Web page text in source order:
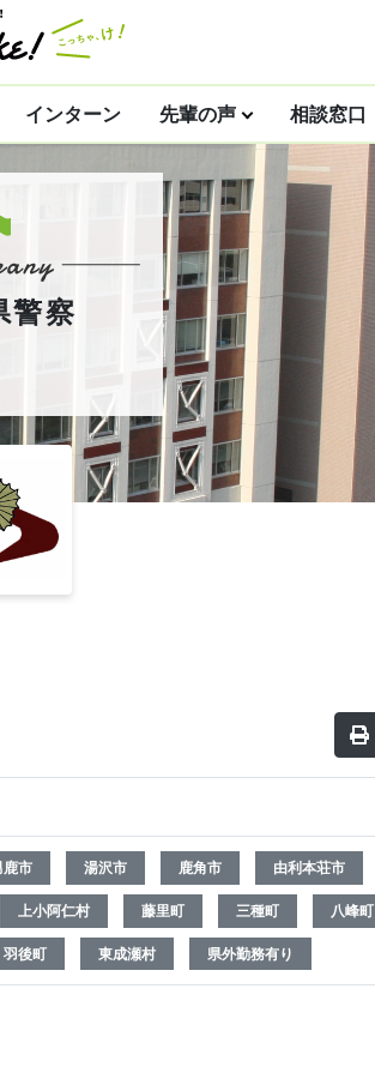
インターン 先輩の声 相談窓口
警察
鹿市 湯沢市 鹿角市 由利本荘市
上小阿仁村 藤里町 三種町 八峰町
羽後町 東成瀬村 県外勤務有り